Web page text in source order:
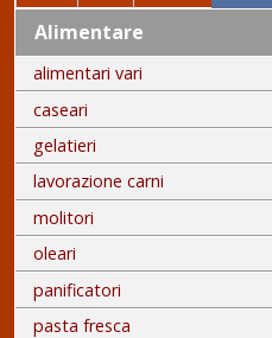
Alimentare
alimentari vari
caseari
gelatieri
lavorazione carni
molitori
oleari
panificatori
pasta fresca